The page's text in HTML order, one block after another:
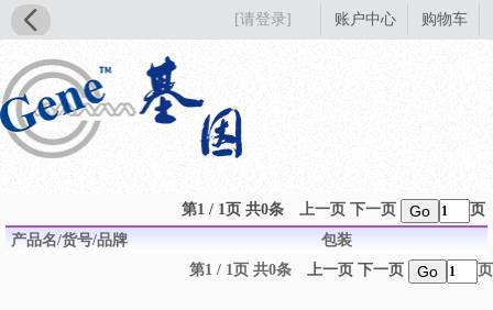
[请登录] 账户中心 购物车
第1 / 1页 共0条 上一页 下一页 Go
页
产品名/货号/品牌
包装
第1 / 1页 共0条
上一页 下一页 Go 页